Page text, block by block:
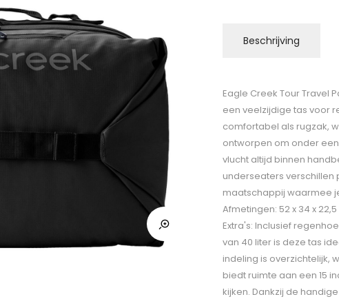
Beschrijving
Eagle Creek Tour Travel
een veelzijdige tas voor
comfortabel als rugzak,
ontworpen om onder
vlucht altijd binnen
underseaters verschillen
maatschappij waarmee
Afmetingen: 52 x 34 x
Extra's: Inclusief
van 40 liter is deze tas
indeling is overzichtelijk,
biedt ruimte aan een 15
kijken. Dankzij de